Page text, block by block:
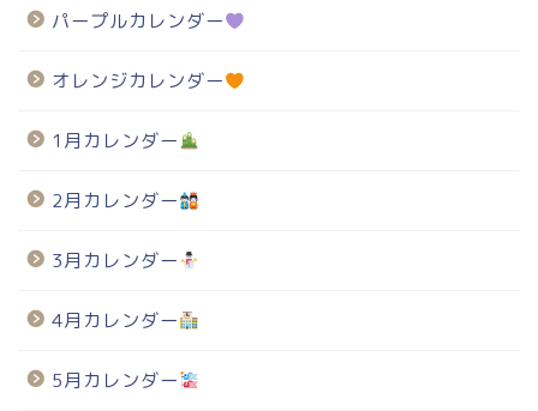
パープルカレンダー
オレンジカレンダー
1月カレンダー
2月カレンダー
3月カレンダー
4月カレンダー
5月カレンダー